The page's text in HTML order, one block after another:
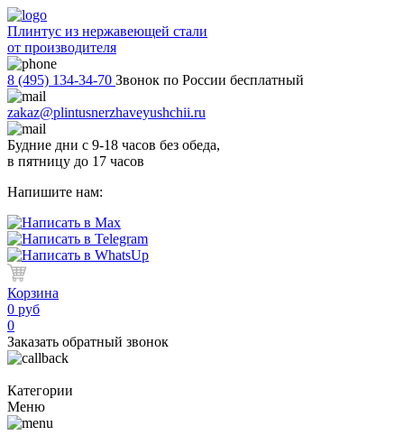
Плинтус из нержавеющей стали
от производителя
8 (495) 134-34-70 Звонок по России бесплатный
zakaz@plintusnerzhaveyushchii.ru
Будние дни с 9-18 часов без обеда,
в пятницу до 17 часов
Напишите нам:
Корзина
0 руб
0
Заказать обратный звонок
Категории
Меню